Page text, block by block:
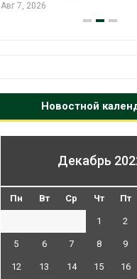
Авг 7, 2026
Новостной
Декабрь
Пн Вт Ср Чт Пт
1 2
5 6 7 8 9
12 13 14 15 16